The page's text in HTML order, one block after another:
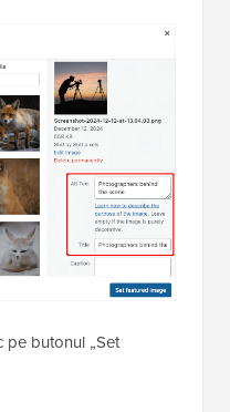
pe butonul „Set